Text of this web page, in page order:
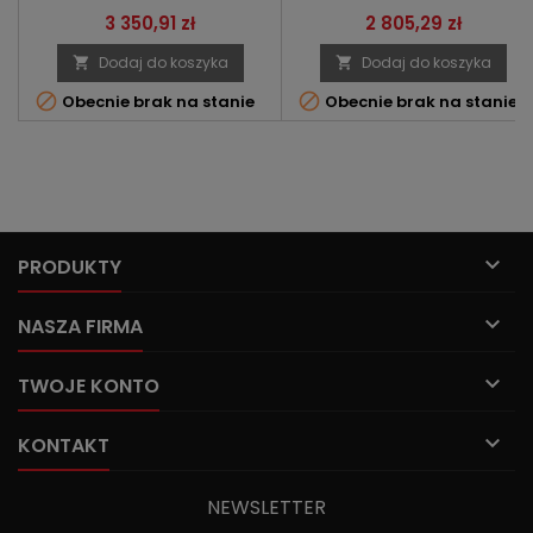
Cena
3 350,91 zł
 Dodaj do koszyka
 Obecnie brak na stanie
Cena
2 805,29 zł
 Dodaj do koszyka
 Obecnie brak na stanie
PRODUKTY 
NASZA FIRMA 
TWOJE KONTO 
KONTAKT 
NEWSLETTER